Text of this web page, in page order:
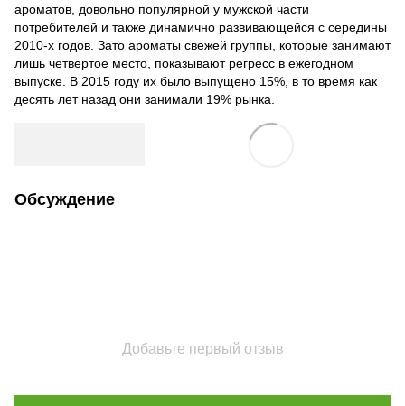
ароматов, довольно популярной у мужской части
потребителей и также динамично развивающейся с середины
2010-х годов. Зато ароматы свежей группы, которые занимают
лишь четвертое место, показывают регресс в ежегодном
выпуске. В 2015 году их было выпущено 15%, в то время как
десять лет назад они занимали 19% рынка.
Обсуждение
Добавьте первый отзыв